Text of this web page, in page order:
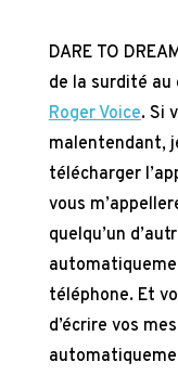
DARE TO
de la surdité
Roger Voice. Si
malentendant,
télécharger
vous
quelqu’un
téléphone. Et
d’écrire vos